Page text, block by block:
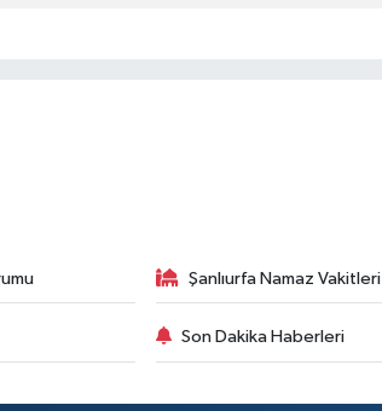
Şanlıurfa Namaz Vakitleri
Son Dakika Haberleri